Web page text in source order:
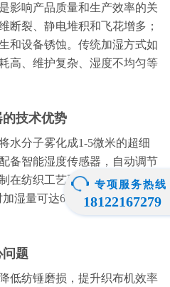
影响产品质量和生产效率的关
断裂、静电堆积和飞花增多；
和设备锈蚀。传统加湿方式如
高、维护复杂、湿度不均匀等
技术优势
水分子雾化成1-5微米的超细
备智能湿度传感器，自动调节
在纺织工艺要求的
湿量可达6-20升，适用于200-
问题
低纺锤磨损，提升织布机效率
专项服务热线
18122167279